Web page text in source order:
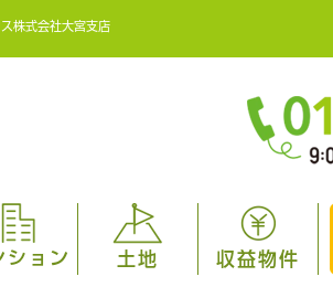
株式会社大宮支店
ション 土地 収益物件